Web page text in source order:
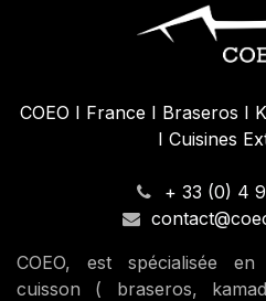
COEO I France I Braseros I
I Cuisines
+ 33 (0) 4
COEO, est spécialisée
cuisson ( braseros,